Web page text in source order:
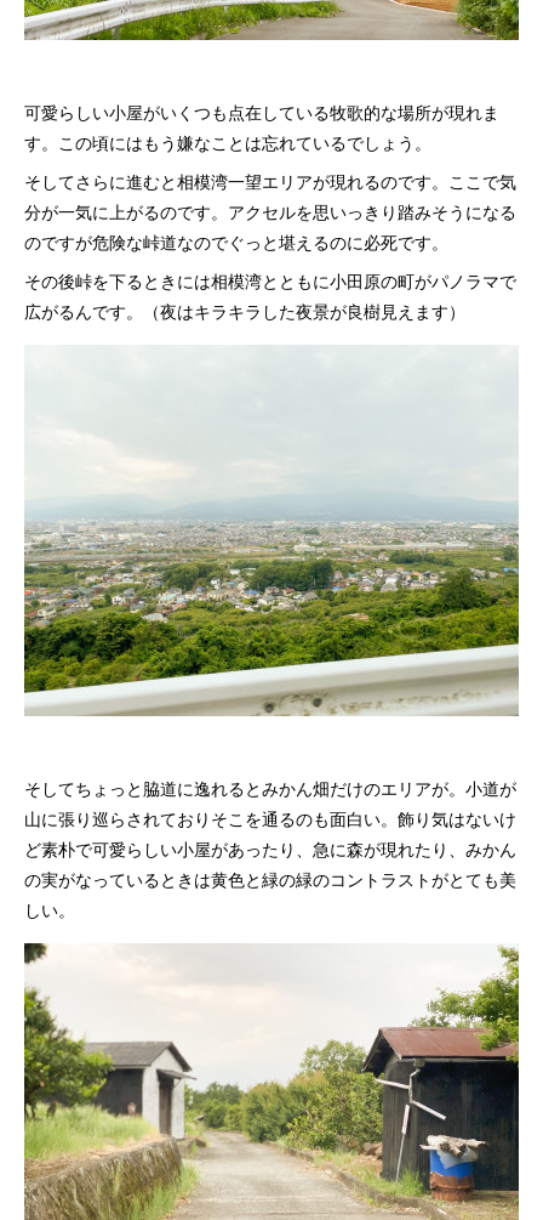
可愛らしい小屋がいくつも点在している牧歌的な場所が現れま
す。この頃にはもう嫌なことは忘れているでしょう。
そしてさらに進むと相模湾一望エリアが現れるのです。ここで気
分が一気に上がるのです。アクセルを思いっきり踏みそうになる
のですが危険な峠道なのでぐっと堪えるのに必死です。
その後峠を下るときには相模湾とともに小田原の町がパノラマで
広がるんです。（夜はキラキラした夜景が良樹見えます）
そしてちょっと脇道に逸れるとみかん畑だけのエリアが。小道が
山に張り巡らされておりそこを通るのも面白い。飾り気はないけ
ど素朴で可愛らしい小屋があったり、急に森が現れたり、みかん
の実がなっているときは黄色と緑の緑のコントラストがとても美
しい。